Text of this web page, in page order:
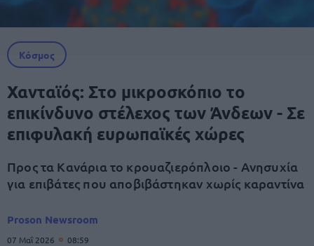
Κόσμος
Χανταϊός: Στο μικροσκόπιο το
επικίνδυνο στέλεχος των Άνδεων - Σε
επιφυλακή ευρωπαϊκές χώρες
Προς τα Κανάρια το κρουαζιερόπλοιο - Ανησυχία
για επιβάτες που αποβιβάστηκαν χωρίς καραντίνα
Proson Newsroom
07 Μαΐ 2026 08:59